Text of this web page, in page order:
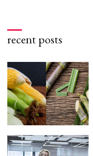
recent posts